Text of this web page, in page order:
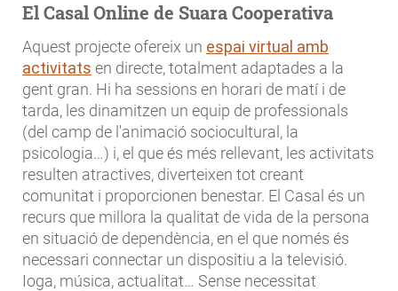
El Casal Online de Suara Cooperativa
Aquest projecte ofereix un espai virtual amb
activitats en directe, totalment adaptades a la
gent gran. Hi ha sessions en horari de matí i de
tarda, les dinamitzen un equip de professionals
(del camp de l'animació sociocultural, la
psicologia…) i, el que és més rellevant, les activitats
resulten atractives, diverteixen tot creant
comunitat i proporcionen benestar. El Casal és un
recurs que millora la qualitat de vida de la persona
en situació de dependència, en el que només és
necessari connectar un dispositiu a la televisió.
Ioga, música, actualitat… Sense necessitat